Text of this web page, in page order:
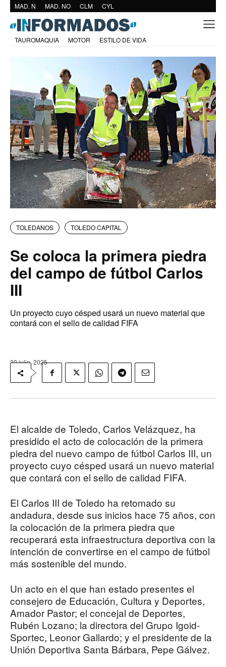
MAD. N MAD. NO CLM CYL
TAUROMAQUIA MOTOR ESTILO DE VIDA
TOLEDANOS TOLEDO CAPITAL
Se coloca la primera piedra
del campo de fútbol Carlos
III
Un proyecto cuyo césped usará un nuevo material que
contará con el sello de calidad FIFA
30 julio, 2025
El alcalde de Toledo, Carlos Velázquez, ha
presidido el acto de colocación de la primera
piedra del nuevo campo de fútbol Carlos III, un
proyecto cuyo césped usará un nuevo material
que contará con el sello de calidad FIFA.
El Carlos III de Toledo ha retomado su
andadura, desde sus inicios hace 75 años, con
la colocación de la primera piedra que
recuperará esta infraestructura deportiva con la
intención de convertirse en el campo de fútbol
más sostenible del mundo.
Un acto en el que han estado presentes el
consejero de Educación, Cultura y Deportes,
Amador Pastor; el concejal de Deportes,
Rubén Lozano; la directora del Grupo Igoid-
Sportec, Leonor Gallardo; y el presidente de la
Unión Deportiva Santa Bárbara, Pepe Gálvez.